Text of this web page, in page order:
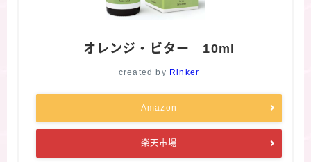
オレンジ・ビター 10ml
created by Rinker
Amazon
楽天市場